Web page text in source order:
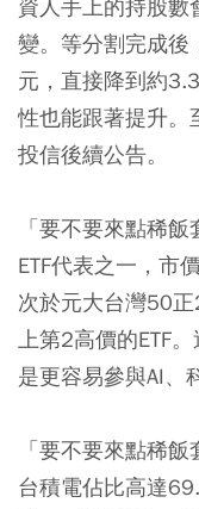
資人手上的持股
變。等分割完成
元，直接降到約
性也能跟著提升。
投信後續公告。
「要不要來點稀
ETF代表之一，市
次於元大台灣50
上第2高價的ETF
是更容易參與AI、
「要不要來點稀
台積電佔比高達